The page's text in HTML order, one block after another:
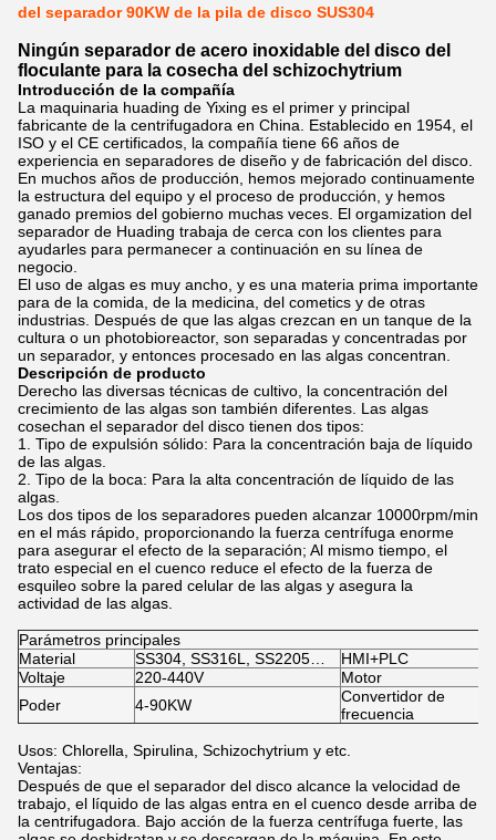
del separador 90KW de la pila de disco SUS304
Ningún separador de acero inoxidable del disco del
floculante para la cosecha del schizochytrium
Introducción de la compañía
La maquinaria huading de Yixing es el primer y principal
fabricante de la centrifugadora en China. Establecido en 1954, el
ISO y el CE certificados, la compañía tiene 66 años de
experiencia en separadores de diseño y de fabricación del disco.
En muchos años de producción, hemos mejorado continuamente
la estructura del equipo y el proceso de producción, y hemos
ganado premios del gobierno muchas veces. El orgamization del
separador de Huading trabaja de cerca con los clientes para
ayudarles para permanecer a continuación en su línea de
negocio.
El uso de algas es muy ancho, y es una materia prima importante
para de la comida, de la medicina, del cometics y de otras
industrias. Después de que las algas crezcan en un tanque de la
cultura o un photobioreactor, son separadas y concentradas por
un separador, y entonces procesado en las algas concentran.
Descripción de producto
Derecho las diversas técnicas de cultivo, la concentración del
crecimiento de las algas son también diferentes. Las algas
cosechan el separador del disco tienen dos tipos:
1. Tipo de expulsión sólido: Para la concentración baja de líquido
de las algas.
2. Tipo de la boca: Para la alta concentración de líquido de las
algas.
Los dos tipos de los separadores pueden alcanzar 10000rpm/min
en el más rápido, proporcionando la fuerza centrífuga enorme
para asegurar el efecto de la separación; Al mismo tiempo, el
trato especial en el cuenco reduce el efecto de la fuerza de
esquileo sobre la pared celular de las algas y asegura la
actividad de las algas.
Parámetros principales
Material
SS304, SS316L, SS2205…
HMI+PLC
Voltaje
220-440V
Motor
Poder
4-90KW
Convertidor de
frecuencia
Usos: Chlorella, Spirulina, Schizochytrium y etc.
Ventajas:
Después de que el separador del disco alcance la velocidad de
trabajo, el líquido de las algas entra en el cuenco desde arriba de
la centrifugadora. Bajo acción de la fuerza centrífuga fuerte, las